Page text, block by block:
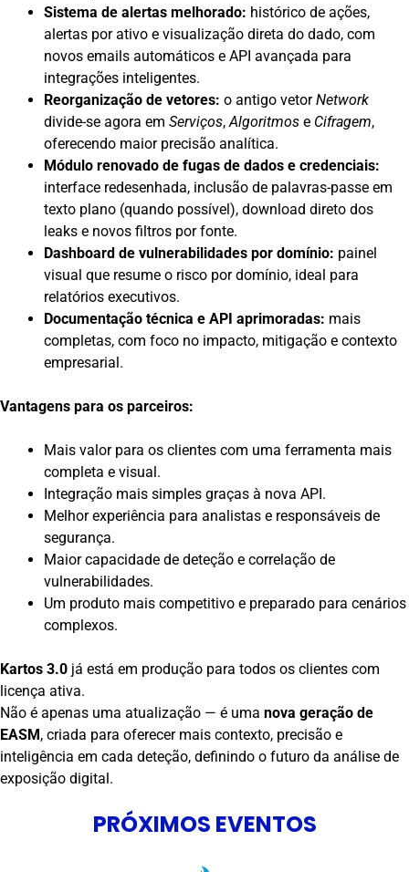
Sistema de alertas melhorado: histórico de ações,
alertas por ativo e visualização direta do dado, com
novos emails automáticos e API avançada para
integrações inteligentes.
Reorganização de vetores: o antigo vetorNetwork
divide-se agora em Serviços,Algoritmos e Cifragem,
oferecendo maior precisão analítica.
Módulo renovado de fugas de dados e credenciais:
interface redesenhada, inclusão de palavras-passe em
texto plano (quando possível), download direto dos
leaks e novos filtros por fonte.
Dashboard de vulnerabilidades por domínio: painel
visual que resume o risco por domínio, ideal para
relatórios executivos.
Documentação técnica e API aprimoradas: mais
completas, com foco no impacto, mitigação e contexto
empresarial.
Vantagens para os parceiros:
Mais valor para os clientes com uma ferramenta mais
completa e visual.
Integração mais simples graças à nova API.
Melhor experiência para analistas e responsáveis de
segurança.
Maior capacidade de deteção e correlação de
vulnerabilidades.
Um produto mais competitivo e preparado para cenários
complexos.
Kartos 3.0 já está em produção para todos os clientes com
licença ativa.
Não é apenas uma atualização — é uma nova geração de
EASM, criada para oferecer mais contexto, precisão e
inteligência em cada deteção, definindo o futuro da análise de
exposição digital.
PRÓXIMOS EVENTOS